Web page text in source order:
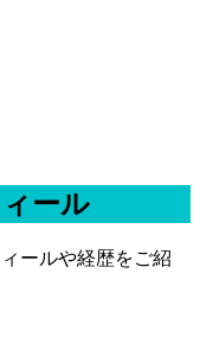
ール
ールや経歴をご紹